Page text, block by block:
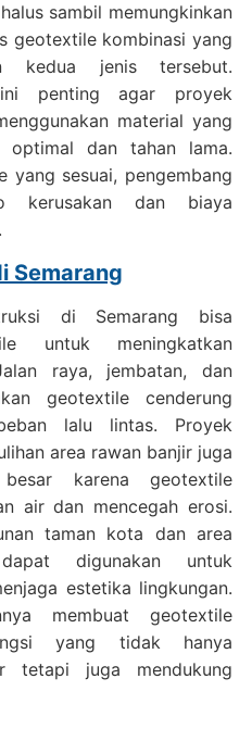
sambil memungkinkan
geotextile kombinasi yang
kedua jenis tersebut.
ini penting agar proyek
material yang
optimal dan tahan lama.
yang sesuai, pengembang
kerusakan dan biaya
Semarang
di Semarang bisa
untuk meningkatkan
raya, jembatan, dan
geotextile cenderung
lalu lintas. Proyek
area rawan banjir juga
karena geotextile
air dan mencegah erosi.
taman kota dan area
digunakan untuk
estetika lingkungan.
membuat geotextile
yang tidak hanya
tetapi juga mendukung